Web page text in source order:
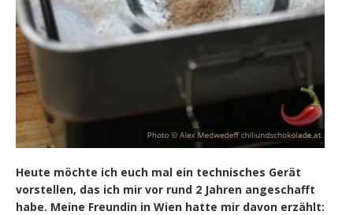
Heute möchte ich euch mal ein technisches Gerät
vorstellen, das ich mir vor rund 2 Jahren angeschafft
habe. Meine Freundin in Wien hatte mir davon erzählt: